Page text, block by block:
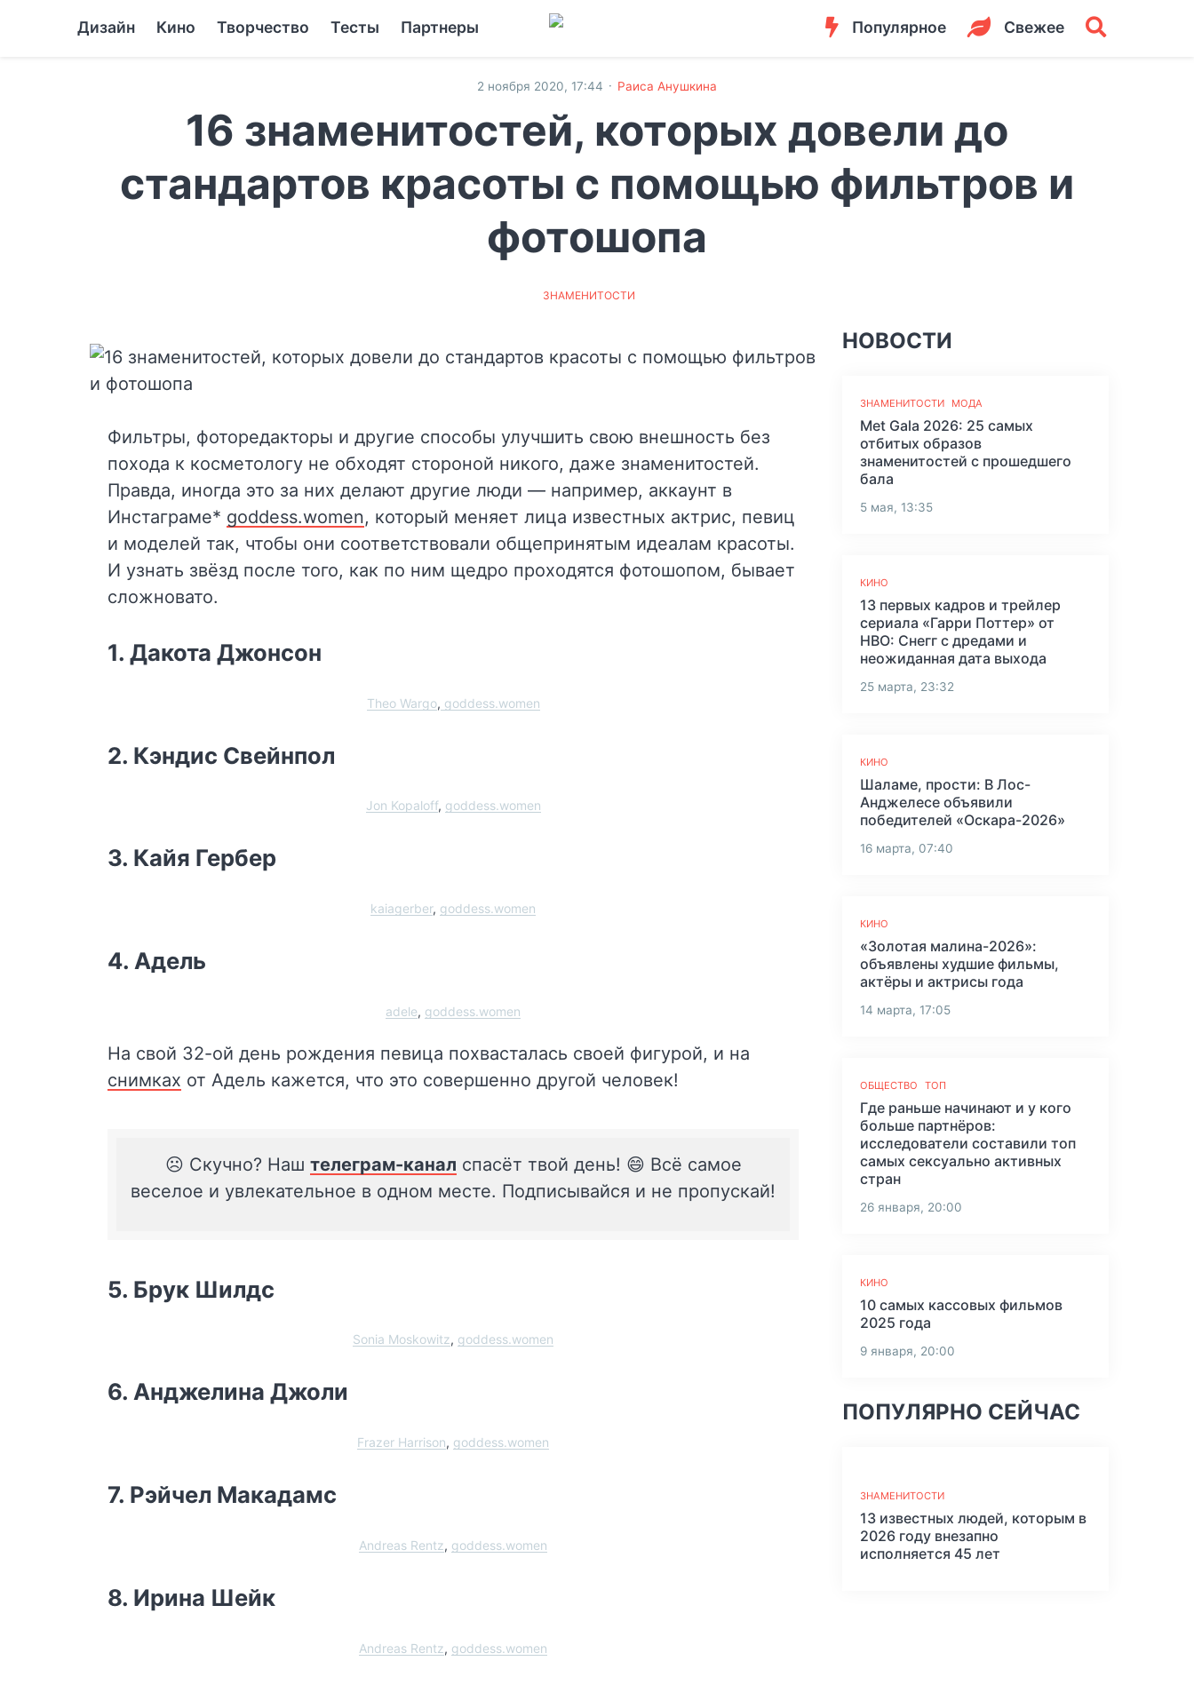
Дизайн Кино Творчество Тесты Партнеры Популярное Свежее
2 ноября 2020, 17:44 · Раиса Анушкина
16 знаменитостей, которых довели до
стандартов красоты с помощью фильтров и
фотошопа
ЗНАМЕНИТОСТИ
Фильтры, фоторедакторы и другие способы улучшить свою внешность без
похода к косметологу не обходят стороной никого, даже знаменитостей.
Правда, иногда это за них делают другие люди — например, аккаунт в
Инстаграме* goddess.women, который меняет лица известных актрис, певиц
и моделей так, чтобы они соответствовали общепринятым идеалам красоты.
И узнать звёзд после того, как по ним щедро проходятся фотошопом, бывает
сложновато.
1. Дакота Джонсон
Theo Wargo, goddess.women
2. Кэндис Свейнпол
Jon Kopaloff, goddess.women
3. Кайя Гербер
kaiagerber, goddess.women
4. Адель
adele, goddess.women
На свой 32-ой день рождения певица похвасталась своей фигурой, и на
снимках от Адель кажется, что это совершенно другой человек!
☹️ Скучно? Наш телеграм-канал спасёт твой день! 😄 Всё самое
веселое и увлекательное в одном месте. Подписывайся и не пропускай!
5. Брук Шилдс
Sonia Moskowitz, goddess.women
6. Анджелина Джоли
Frazer Harrison, goddess.women
7. Рэйчел Макадамс
Andreas Rentz, goddess.women
8. Ирина Шейк
Andreas Rentz, goddess.women
НОВОСТИ
ЗНАМЕНИТОСТИ МОДА
Met Gala 2026: 25 самых
отбитых образов
знаменитостей с прошедшего
бала
5 мая, 13:35
КИНО
13 первых кадров и трейлер
сериала «Гарри Поттер» от
HBO: Снегг с дредами и
неожиданная дата выхода
25 марта, 23:32
КИНО
Шаламе, прости: В Лос-
Анджелесе объявили
победителей «Оскара-2026»
16 марта, 07:40
КИНО
«Золотая малина-2026»:
объявлены худшие фильмы,
актёры и актрисы года
14 марта, 17:05
ОБЩЕСТВО ТОП
Где раньше начинают и у кого
больше партнёров:
исследователи составили топ
самых сексуально активных
стран
26 января, 20:00
КИНО
10 самых кассовых фильмов
2025 года
9 января, 20:00
ПОПУЛЯРНО СЕЙЧАС
ЗНАМЕНИТОСТИ
13 известных людей, которым в
2026 году внезапно
исполняется 45 лет